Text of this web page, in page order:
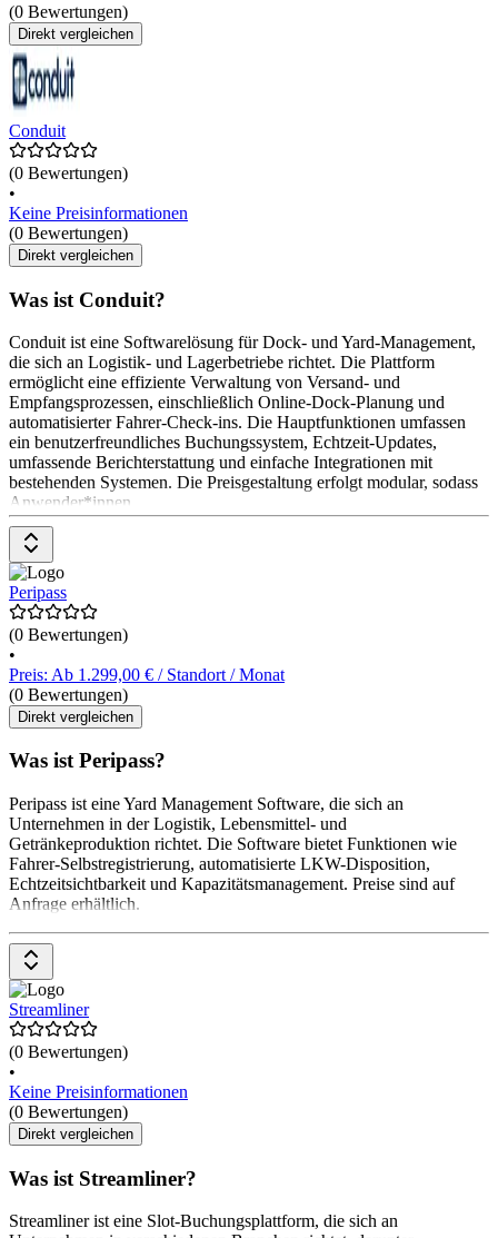
(0 Bewertungen)
Direkt vergleichen
Conduit
(0 Bewertungen)
•
Keine Preisinformationen
(0 Bewertungen)
Direkt vergleichen
Was ist Conduit?
Conduit ist eine Softwarelösung für Dock- und Yard-Management,
die sich an Logistik- und Lagerbetriebe richtet. Die Plattform
ermöglicht eine effiziente Verwaltung von Versand- und
Empfangsprozessen, einschließlich Online-Dock-Planung und
automatisierter Fahrer-Check-ins. Die Hauptfunktionen umfassen
ein benutzerfreundliches Buchungssystem, Echtzeit-Updates,
umfassende Berichterstattung und einfache Integrationen mit
bestehenden Systemen. Die Preisgestaltung erfolgt modular, sodass
Anwender*innen
Peripass
(0 Bewertungen)
•
Preis: Ab 1.299,00 € / Standort / Monat
(0 Bewertungen)
Direkt vergleichen
Was ist Peripass?
Peripass ist eine Yard Management Software, die sich an
Unternehmen in der Logistik, Lebensmittel- und
Getränkeproduktion richtet. Die Software bietet Funktionen wie
Fahrer-Selbstregistrierung, automatisierte LKW-Disposition,
Echtzeitsichtbarkeit und Kapazitätsmanagement. Preise sind auf
Anfrage erhältlich.
Streamliner
(0 Bewertungen)
•
Keine Preisinformationen
(0 Bewertungen)
Direkt vergleichen
Was ist Streamliner?
Streamliner ist eine Slot-Buchungsplattform, die sich an